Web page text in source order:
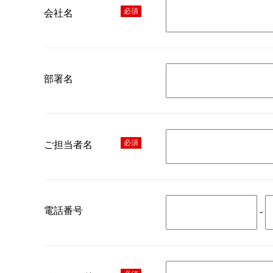
会社名 必須
部署名
ご担当者名 必須
電話番号 -